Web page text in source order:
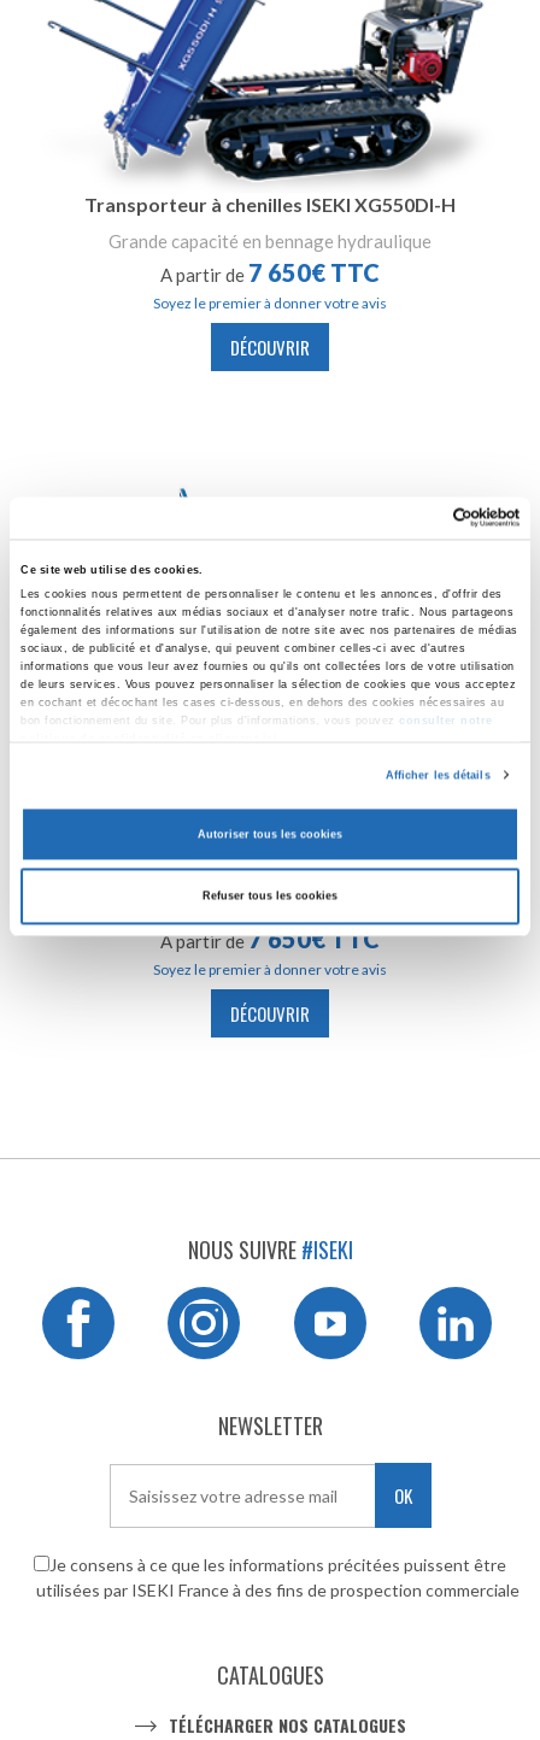
Ce site web utilise des cookies.
Les cookies nous permettent de personnaliser le contenu et les annonces, d'offrir des
fonctionnalités relatives aux médias sociaux et d'analyser notre trafic. Nous partageons
également des informations sur l'utilisation de notre site avec nos partenaires de médias
sociaux, de publicité et d'analyse, qui peuvent combiner celles-ci avec d'autres
informations que vous leur avez fournies ou qu'ils ont collectées lors de votre utilisation
de leurs services. Vous pouvez personnaliser la sélection de cookies que vous acceptez
en cochant et décochant les cases ci-dessous, en dehors des cookies nécessaires au
bon fonctionnement du site. Pour plus d'informations, vous pouvez consulter notre
Afficher les détails
Autoriser tous les cookies
Refuser tous les cookies
Transporteur à chenilles ISEKI XG550DI-H
Grande capacité en bennage hydraulique
A partir de 7 650€ TTC
Soyez le premier à donner votre avis
DÉCOUVRIR
XG550DI-HA ISEKI
A partir de7 650€ TTC
Soyez le premier à donner votre avis
DÉCOUVRIR
NOUS SUIVRE#ISEKI
NEWSLETTER
OK
Je consens à ce que les informations précitées puissent être
utilisées par ISEKI France à des fins de prospection commerciale
CATALOGUES
TÉLÉCHARGER NOS CATALOGUES